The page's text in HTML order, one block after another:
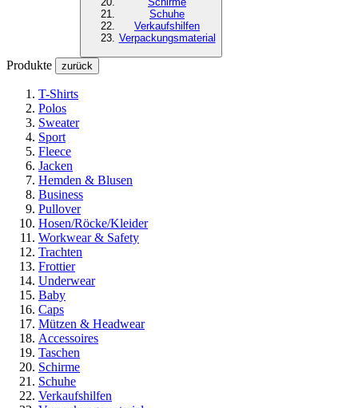
Schuhe
Verkaufshilfen
Verpackungsmaterial
Produkte zurück
T-Shirts
Polos
Sweater
Sport
Fleece
Jacken
Hemden & Blusen
Business
Pullover
Hosen/Röcke/Kleider
Workwear & Safety
Trachten
Frottier
Underwear
Baby
Caps
Mützen & Headwear
Accessoires
Taschen
Schirme
Schuhe
Verkaufshilfen